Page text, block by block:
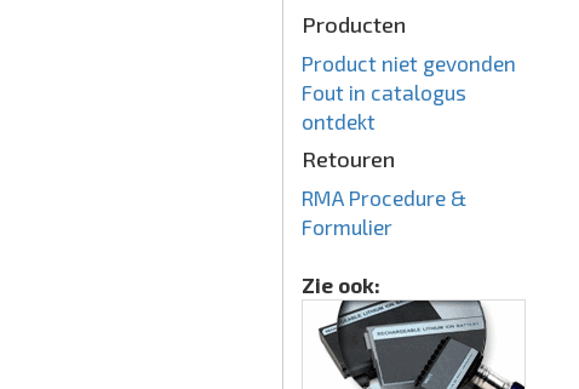
Producten
Product niet gevonden
Fout in catalogus
ontdekt
Retouren
RMA Procedure &
Formulier
Zie ook: